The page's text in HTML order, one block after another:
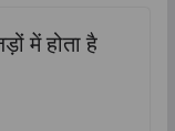
में होता है